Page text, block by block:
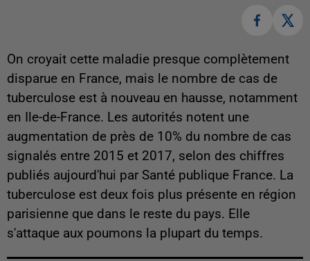
On croyait cette maladie presque complètement
disparue en France, mais le nombre de cas de
tuberculose est à nouveau en hausse, notamment
en Ile-de-France. Les autorités notent une
augmentation de près de 10% du nombre de cas
signalés entre 2015 et 2017, selon des chiffres
publiés aujourd'hui par Santé publique France. La
tuberculose est deux fois plus présente en région
parisienne que dans le reste du pays. Elle
s'attaque aux poumons la plupart du temps.